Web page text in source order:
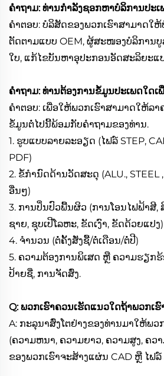
ຄຳຖາມ: ທ່ານກຳລັງຊອກຫາບໍລິການປະເ
ຄຳຕອບ: ບໍລິສັດຂອງພວກເຮົາສາມາດໃ
ຕັດຕາມແບບ OEM, ຜູ້ສະໜອງບໍລິການ
ໃບ, ແກ້ໄຂບັນຫາອຸປະກອນອັດສະລິຍະແ
ຄຳຖາມ: ທ່ານຕ້ອງການຂໍ້ມູນປະເພດໃດເ
ຄຳຕອບ: ເພື່ອໃຫ້ພວກເຮົາສາມາດໃຫ້ລ
ຂໍ້ມູນຕໍ່ໄປນີ້ພ້ອມກັບຄຳຖາມຂອງທ່ານ.
1. ຮູບແບບລາຍລະອຽດ (ໄຟລ໌ STEP,
PDF)
2. ຂໍ້ກຳນົດດ້ານວັດສະດຸ (ALU., STEEL
ອື່ນໆ)
3. ການປິ່ນປົວພື້ນຜິວ (ການໂອນໄຟຟ້າສີ,
ຊາຍ, ຊຸບເປີໂລຫະ, ຂັດເງົາ, ຂັດດ້ວຍແປງ)
4. ຈຳນວນ (ຕໍ່ຄັ້ງສັ່ງຊື້/ຕໍ່ເດືອນ/ຕໍ່ປີ)
5. ຄວາມຕ້ອງການພິເສດ ຫຼື ຄວາມຮຽກ
ປ້າຍຊື່, ການຈັດສົ່ງ.
Q: ພວກເຮົາຄວນເຮັດແນວໃດຖ້າພວກເ
A: ກະລຸນາສົ່ງໂຕຢ່າງຂອງທ່ານມາໃຫ້ພວ
(ຄວາມຫນາ, ຄວາມຍາວ, ຄວາມສູງ, ຄວ
ຂອງພວກເຮົາຈະສ້າງແຜ່ນ CAD ຫຼື ໄຟລ໌